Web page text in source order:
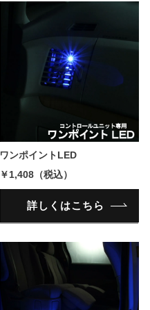
ワンポイントLED
￥1,408（税込）
詳しくはこちら